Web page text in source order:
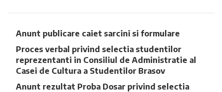
Anunt publicare caiet sarcini si formulare
Proces verbal privind selectia studentilor
reprezentanti in Consiliul de Administratie al
Casei de Cultura a Studentilor Brasov
Anunt rezultat Proba Dosar privind selectia